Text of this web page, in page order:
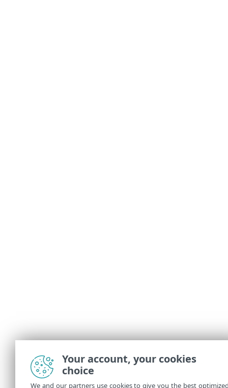
Your account, your cookies
choice
We and our partners use cookies to give you the best